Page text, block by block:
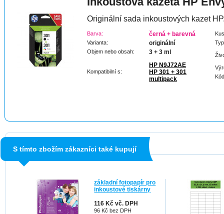
Originální sada inkoustových kazet
Barva: černá + barevná
Varianta: originální
Objem nebo obsah: 3 + 3 ml
Kompatibilní s:
HP N9J72AE
HP 301 + 301
multipack
S tímto zbožím zákazníci také kupují
základní fotopapír pro
inkoustové tiskárny
116 Kč vč. DPH
96 Kč bez DPH